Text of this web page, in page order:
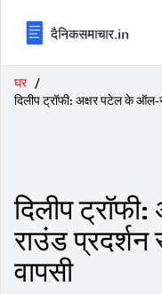
घर
दिलीप ट्रॉफी: अक्षर पटेल के ऑल-
दिलीप
राउंड प्रदर्शन
वापसी